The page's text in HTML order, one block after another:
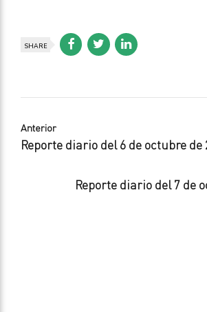
SHARE
Anterior
Reporte diario del 6 de octubre de
Reporte diario del 7 de